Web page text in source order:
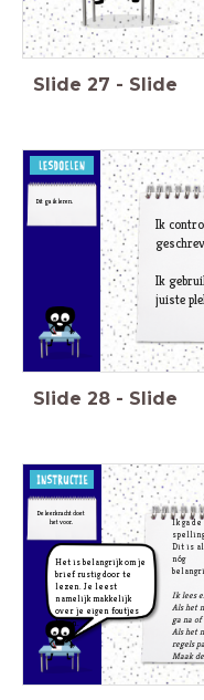
Slide 27 - Slide
Ik
Ik
juiste
Dit ga ik leren.
Slide 28 - Slide
Ik ga
Dit is
nóg
Ik lees
Als het
ga na of
Als het
regels
Maak
Het is belangrijk om je
brief rustig door te
lezen. Je leest
namelijk makkelijk
over je eigen foutjes
heen.
De leerkracht doet
het voor.